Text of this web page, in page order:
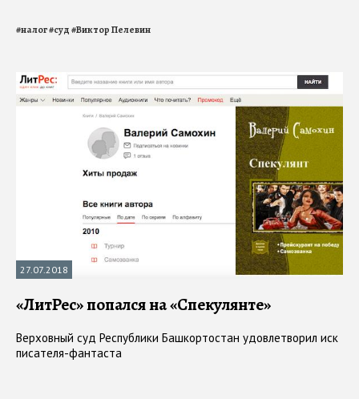
#налог#суд#Виктор Пелевин
27.07.2018
«ЛитРес» попался на «Спекулянте»
Верховный суд Республики Башкортостан удовлетворил иск
писателя-фантаста